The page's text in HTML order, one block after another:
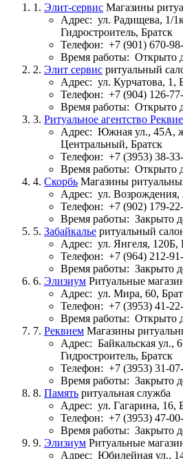
1. Элит-сервис Магазины
Адрес: ул. Радищева, 1/
Гидростроитель, Братск
Телефон: +7 (901) 670-98-
Время работы: Открыто
2. Элит сервис ритуальный
Адрес: ул. Курчатова, 1,
Телефон: +7 (904) 126-77-
Время работы: Открыто
3. Ритуальное агентство
Адрес: Южная ул., 45А,
Центральный, Братск
Телефон: +7 (3953) 38-33-
Время работы: Открыто
4. Скорбь Магазины
Адрес: ул. Возрождения,
Телефон: +7 (902) 179-22-
Время работы: Закрыто
5. Забайкалье ритуальный
Адрес: ул. Янгеля, 120Б,
Телефон: +7 (964) 212-91-
Время работы: Закрыто
6. Элизиум Ритуальные
Адрес: ул. Мира, 60,
Телефон: +7 (3953) 41-22-
Время работы: Открыто
7. Реквием Магазины
Адрес: Байкальская ул.,
Гидростроитель, Братск
Телефон: +7 (3953) 31-07-
Время работы: Закрыто
8. Память ритуальная служба
Адрес: ул. Гагарина, 16,
Телефон: +7 (3953) 47-00-
Время работы: Закрыто
9. Элизиум Ритуальные
Адрес: Юбилейная ул.,